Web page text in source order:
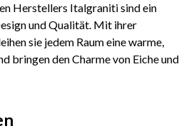
Herstellers Italgraniti sind ein
und Qualität. Mit ihrer
sie jedem Raum eine warme,
bringen den Charme von Eiche und